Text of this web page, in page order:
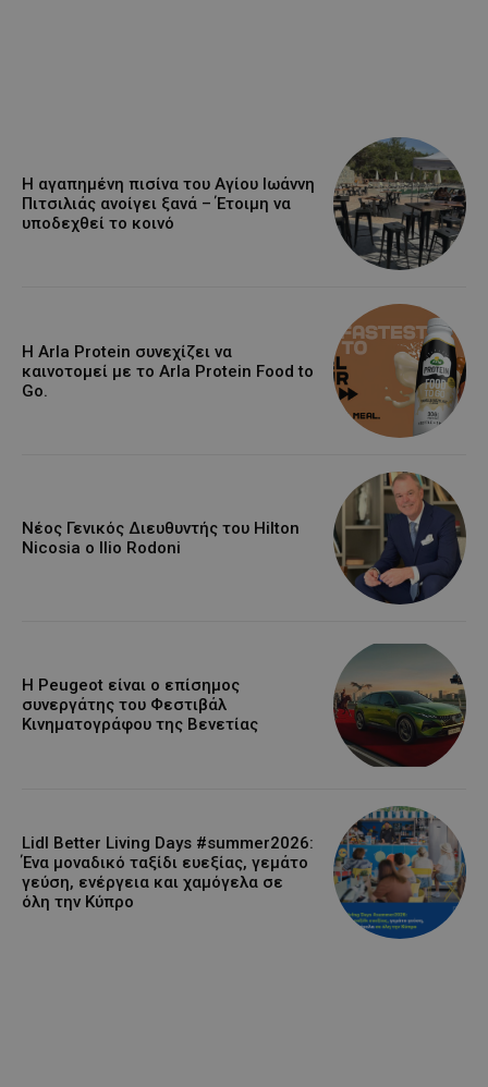
Η αγαπημένη πισίνα του Αγίου Ιωάννη
Πιτσιλιάς ανοίγει ξανά – Έτοιμη να
υποδεχθεί το κοινό
Η Arla Protein συνεχίζει να
καινοτομεί με το Arla Protein Food to
Go.
Νέος Γενικός Διευθυντής του Hilton
Nicosia ο Ilio Rodoni
Η Peugeot είναι ο επίσημος
συνεργάτης του Φεστιβάλ
Κινηματογράφου της Βενετίας
Lidl Better Living Days #summer2026:
Ένα μοναδικό ταξίδι ευεξίας, γεμάτο
γεύση, ενέργεια και χαμόγελα σε
όλη την Κύπρο